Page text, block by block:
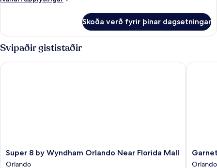
herbergi
gott
aðgengi
manns
Standard-
herbergi
gott
Skoða verð fyrir þínar dagsetningar
Svipaðir gististaðir
Super
8
Super 8 by Wyndham Orlando Near Florida Mall
Orlando
Super 8 by Wyndham Orlando Near Florida Mall
Garnet
Inn
Orlando
Garnet